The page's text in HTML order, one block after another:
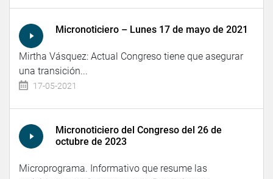
Micronoticiero – Lunes 17 de mayo de 2021
Mirtha Vásquez: Actual Congreso tiene que asegurar
una transición...
17-05-2021
Micronoticiero del Congreso del 26 de
octubre de 2023
Microprograma. Informativo que resume las